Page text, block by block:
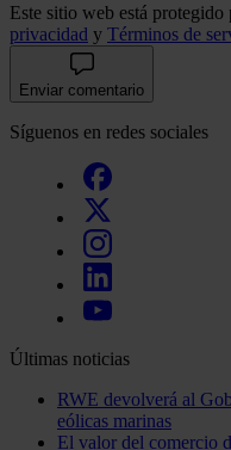
Este sitio web está
privacidad y Términos de
Enviar comentario
Síguenos en redes sociales
Últimas noticias
RWE devolverá al
eólicas marinas
El valor del comercio